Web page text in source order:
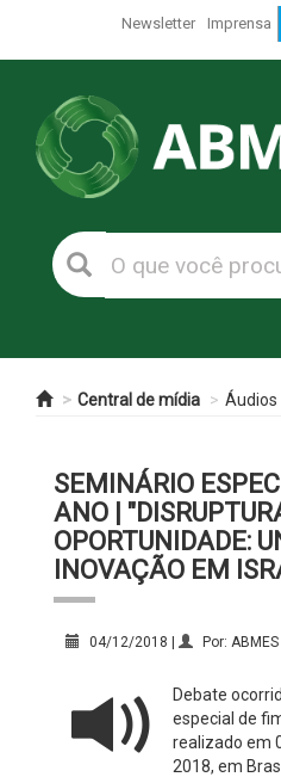
Newsletter Imprensa
Central de mídia Áudios
SEMINÁRIO
ANO |
OPORTUNIDADE:
INOVAÇÃO EM
04/12/2018 | Por:
Debate
especial de
realizado em
2018, em